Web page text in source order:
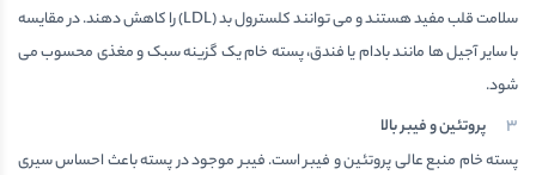
سلامت قلب مفید هستند و می توانند کلسترول بد (LDL) را کاهش دهند. در مقایسه
با سایر آجیل ها مانند بادام یا فندق، پسته خام یک گزینه سبک و مغذی محسوب می
شود.
پروتئین و فیبر بالا
پسته خام منبع عالی پروتئین و فیبر است. فیبر موجود در پسته باعث احساس سیری